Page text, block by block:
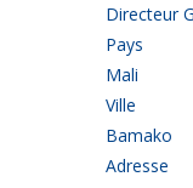
Directeur
Pays
Mali
Ville
Bamako
Adresse